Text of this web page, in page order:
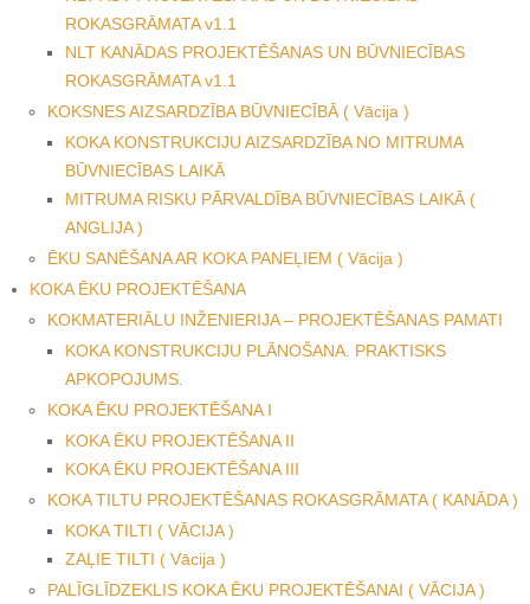
ROKASGRĀMATA v1.1
NLT KANĀDAS PROJEKTĒŠANAS UN BŪVNIECĪBAS
ROKASGRĀMATA v1.1
KOKSNES AIZSARDZĪBA BŪVNIECĪBĀ ( Vācija )
KOKA KONSTRUKCIJU AIZSARDZĪBA NO MITRUMA
BŪVNIECĪBAS LAIKĀ
MITRUMA RISKU PĀRVALDĪBA BŪVNIECĪBAS LAIKĀ (
ANGLIJA )
ĒKU SANĒŠANA AR KOKA PANEĻIEM ( Vācija )
KOKA ĒKU PROJEKTĒŠANA
KOKMATERIĀLU INŽENIERIJA – PROJEKTĒŠANAS PAMATI
KOKA KONSTRUKCIJU PLĀNOŠANA. PRAKTISKS
APKOPOJUMS.
KOKA ĒKU PROJEKTĒŠANA I
KOKA ĒKU PROJEKTĒŠANA II
KOKA ĒKU PROJEKTĒŠANA III
KOKA TILTU PROJEKTĒŠANAS ROKASGRĀMATA ( KANĀDA )
KOKA TILTI ( VĀCIJA )
ZAĻIE TILTI ( Vācija )
PALĪGLĪDZEKLIS KOKA ĒKU PROJEKTĒŠANAI ( VĀCIJA )